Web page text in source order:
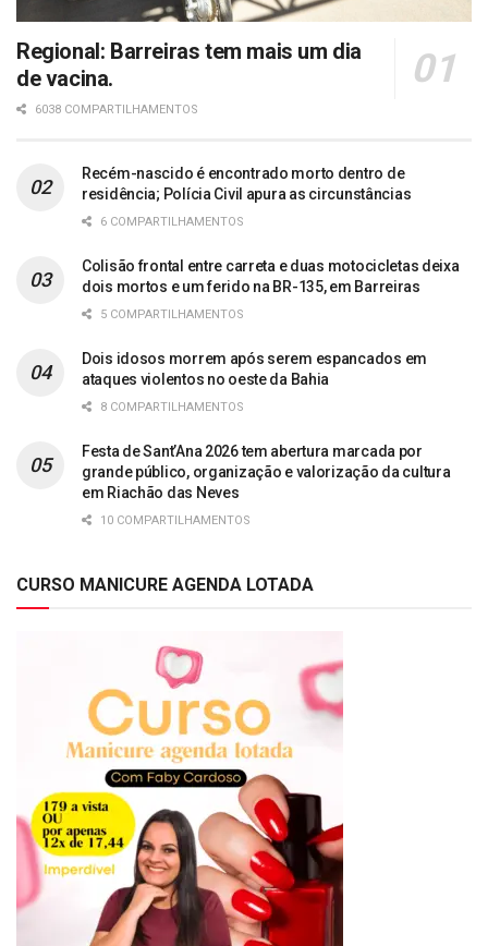
Regional: Barreiras tem mais um dia
de vacina.
6038 COMPARTILHAMENTOS
Recém-nascido é encontrado morto dentro de
residência; Polícia Civil apura as circunstâncias
6 COMPARTILHAMENTOS
Colisão frontal entre carreta e duas motocicletas deixa
dois mortos e um ferido na BR-135, em Barreiras
5 COMPARTILHAMENTOS
Dois idosos morrem após serem espancados em
ataques violentos no oeste da Bahia
8 COMPARTILHAMENTOS
Festa de Sant’Ana 2026 tem abertura marcada por
grande público, organização e valorização da cultura
em Riachão das Neves
10 COMPARTILHAMENTOS
CURSO MANICURE AGENDA LOTADA